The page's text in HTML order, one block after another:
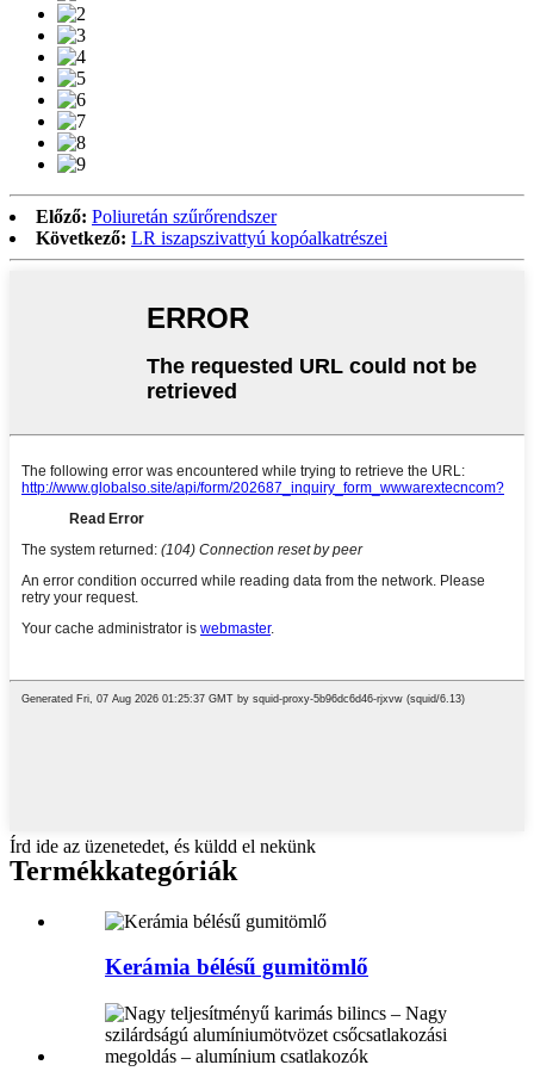
Előző: Poliuretán szűrőrendszer
Következő: LR iszapszivattyú kopóalkatrészei
Írd ide az üzenetedet, és küldd el nekünk
Termékkategóriák
Kerámia bélésű gumitömlő